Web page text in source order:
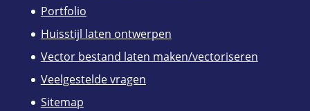
Portfolio
Huisstijl laten ontwerpen
Vector bestand laten maken/vectoriseren
Veelgestelde vragen
Sitemap